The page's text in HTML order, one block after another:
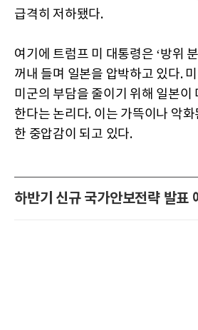
급격히 저하됐다.
여기에 트럼프 미 대통령은 ‘방위
꺼내 들며 일본을 압박하고 있다.
미군의 부담을 줄이기 위해 일본이
한다는 논리다. 이는 가뜩이나 악
한 중압감이 되고 있다.
하반기 신규 국가안보전략 발표